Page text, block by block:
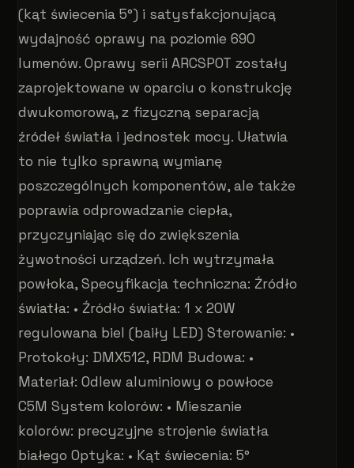
(kąt świecenia 5°) i satysfakcjonującą
wydajność oprawy na poziomie 690
lumenów. Oprawy serii ARCSPOT zostały
zaprojektowane w oparciu o konstrukcję
dwukomorową, z fizyczną separacją
źródeł światła i jednostek mocy. Ułatwia
to nie tylko sprawną wymianę
poszczególnych komponentów, ale także
poprawia odprowadzanie ciepła,
przyczyniając się do zwiększenia
żywotności urządzeń. Ich wytrzymała
powłoka, Specyfikacja techniczna: Źródło
światła: • Źródło światła: 1 x 20W
regulowana biel (baiły LED) Sterowanie: •
Protokoły: DMX512, RDM Budowa: •
Materiał: Odlew aluminiowy o powłoce
C5M System kolorów: • Mieszanie
kolorów: precyzyjne strojenie światła
białego Optyka: • Kąt świecenia: 5°